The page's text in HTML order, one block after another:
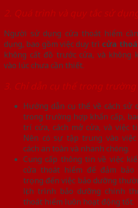
2. Quá trình và quy tắc sử
Người sử dụng cửa thoát hiểm
dụng, bao gồm việc duy trì cửa
không cất đồ trước cửa, và không
vào lúc chưa cần thiết.
3. Chỉ dẫn cụ thể trong
Hướng dẫn cụ thể về cách sử
trong trường hợp khẩn cấp,
trí cửa, cách mở cửa, và việc
Nên có sự tập trung vào
cách an toàn và nhanh chóng.
Cung cấp thông tin về việc
cửa thoát hiểm để đảm
trọng đến việc bảo dưỡng
lịch trình bảo dưỡng chính
thoát hiểm luôn hoạt động tốt.